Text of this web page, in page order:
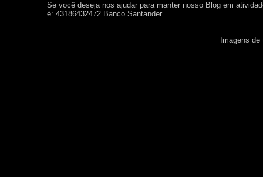
Se você deseja nos ajudar para manter nosso Blog em
é: 43186432472 Banco Santander.
Imagens